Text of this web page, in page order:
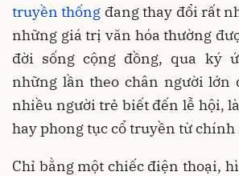
truyền thống đang thay đổi rất
những giá trị văn hóa thường
đời sống cộng đồng, qua ký
những lần theo chân người lớn
nhiều người trẻ biết đến lễ hội,
hay phong tục cổ truyền từ chính
Chỉ bằng một chiếc điện thoại,